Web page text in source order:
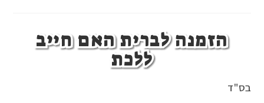
הזמנה לברית האם חייב
ללכת
בס"ד